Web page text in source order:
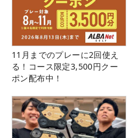
11月までのプレーに2回使え
る！コース限定3,500円クー
ポン配布中！